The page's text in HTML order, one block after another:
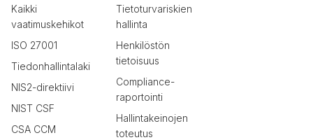
Kaikki
vaatimuskehikot
ISO 27001
Tiedonhallintalaki
NIS2-direktiivi
NIST CSF
CSA CCM
Tietoturvariskien
hallinta
Henkilöstön
tietoisuus
Compliance-
raportointi
Hallintakeinojen
toteutus